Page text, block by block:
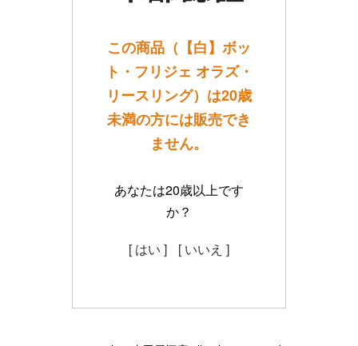
この商品（【白】ボッ
ト・フリジェ オラズ・
リースリング）は20歳
未満の方には販売でき
ません。
あなたは20歳以上です
か？
[ はい ] [ いいえ ]